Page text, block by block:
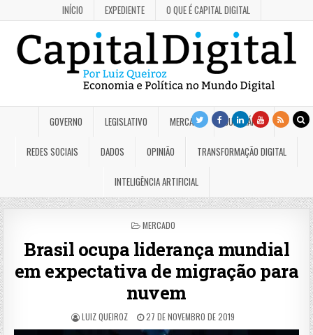
INÍCIO EXPEDIENTE O QUE É CAPITAL DIGITAL
GOVERNO LEGISLATIVO MERCADO JUDICIÁRIO
REDES SOCIAIS DADOS OPINIÃO TRANSFORMAÇÃO DIGITAL
INTELIGÊNCIA ARTIFICIAL
POSTED
MERCADO
Brasil ocupa liderança mundial
em expectativa de migração para
nuvem
LUIZ QUEIROZ 27 DE NOVEMBRO DE 2019